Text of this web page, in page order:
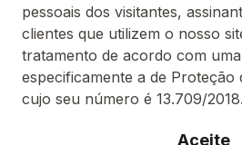
pessoais dos visitantes,
clientes que utilizem o nosso
tratamento de acordo com
especificamente a de Proteção
cujo seu número é 13.709/2018.
Aceite